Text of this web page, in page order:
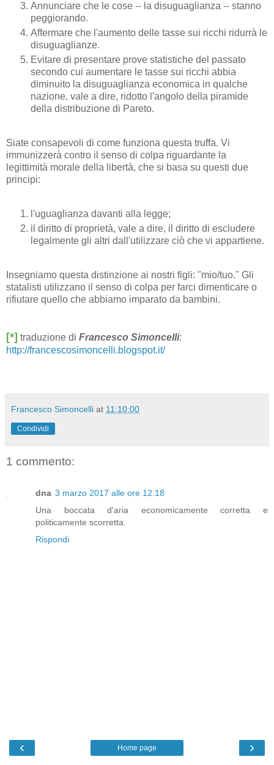
Annunciare che le cose -- la disuguaglianza -- stanno
peggiorando.
Affermare che l'aumento delle tasse sui ricchi ridurrà le
disuguaglianze.
Evitare di presentare prove statistiche del passato
secondo cui aumentare le tasse sui ricchi abbia
diminuito la disuguaglianza economica in qualche
nazione, vale a dire, ridotto l'angolo della piramide
della distribuzione di Pareto.
Siate consapevoli di come funziona questa truffa. Vi
immunizzerà contro il senso di colpa riguardante la
legittimità morale della libertà, che si basa su questi due
principi:
l'uguaglianza davanti alla legge;
il diritto di proprietà, vale a dire, il diritto di escludere
legalmente gli altri dall'utilizzare ciò che vi appartiene.
Insegniamo questa distinzione ai nostri figli: "mio/tuo." Gli
statalisti utilizzano il senso di colpa per farci dimenticare o
rifiutare quello che abbiamo imparato da bambini.
[*] traduzione di Francesco Simoncelli:
http://francescosimoncelli.blogspot.it/
Francesco Simoncelli at 11:10:00
Condividi
1 commento:
dna 3 marzo 2017 alle ore 12:18
Una boccata d'aria economicamente corretta e
politicamente scorretta.
Rispondi
‹ ›
Home page